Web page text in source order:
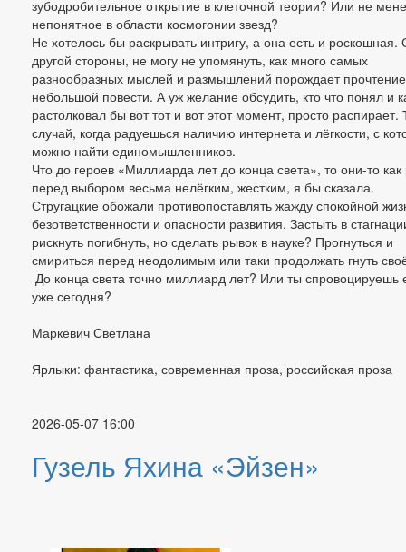
зубодробительное открытие в клеточной теории? Или не
непонятное в области космогонии звезд?
Не хотелось бы раскрывать интригу, а она есть и роскошная.
другой стороны, не могу не упомянуть, как много самых
разнообразных мыслей и размышлений порождает
небольшой повести. А уж желание обсудить, кто что понял и
растолковал бы вот тот и вот этот момент, просто распирает.
случай, когда радуешься наличию интернета и лёгкости, с
можно найти единомышленников.
Что до героев «Миллиарда лет до конца света», то они-то как
перед выбором весьма нелёгким, жестким, я бы сказала.
Стругацкие обожали противопоставлять жажду спокойной
безответственности и опасности развития. Застыть в
рискнуть погибнуть, но сделать рывок в науке? Прогнуться и
смириться перед неодолимым или таки продолжать гнуть
До конца света точно миллиард лет? Или ты спровоцируешь
уже сегодня?
Маркевич Светлана
Ярлыки: фантастика, современная проза, российская проза
2026-05-07 16:00
Гузель Яхина «Эйзен»